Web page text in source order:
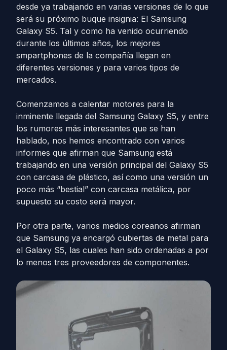
desde ya trabajando en varias versiones de lo que
será su próximo buque insignia: El Samsung
Galaxy S5. Tal y como ha venido ocurriendo
durante los últimos años, los mejores
smpartphones de la compañía llegan en
diferentes versiones y para varios tipos de
mercados.
Comenzamos a calentar motores para la
inminente llegada del Samsung Galaxy S5, y entre
los rumores más interesantes que se han
hablado, nos hemos encontrado con varios
informes que afirman que Samsung está
trabajando en una versión principal del Galaxy S5
con carcasa de plástico, así como una versión un
poco más “bestial” con carcasa metálica, por
supuesto su costo será mayor.
Por otra parte, varios medios coreanos afirman
que Samsung ya encargó cubiertas de metal para
el Galaxy S5, las cuales han sido ordenadas a por
lo menos tres proveedores de componentes.